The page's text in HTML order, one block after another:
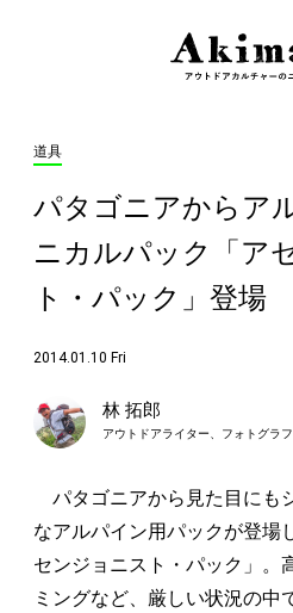
道具
パタゴニアからア
ニカルパック「ア
ト・パック」登場
2014.01.10 Fri
林 拓郎
アウトドアライター、フォトグラ
パタゴニアから見た目にも
なアルパイン用パックが登場
センジョニスト・パック」。
ミングなど、厳しい状況の中